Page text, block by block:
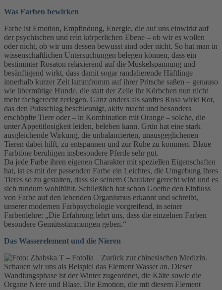
Was Farben bewirken
Farbe ist Emotion, Empfindung, Energie, die auf uns einwirkt auf
der psychischen und rein körperlichen Ebene – ob wir es wollen
oder nicht, ob wir uns dessen bewusst sind oder nicht. So hat man in
wissenschaftlichen Untersuchungen belegen können, dass ein
bestimmter Rosaton relaxierend auf die Muskelspannung und
besänftigend wirkt, dass damit sogar randalierende Häftlinge
innerhalb kurzer Zeit lammfromm auf ihrer Pritsche saßen – genauso
wie übermütige Hunde, die statt der Zelle ihr Körbchen nun nicht
mehr fachgerecht zerlegen. Ganz anders als sanftes Rosa wirkt Rot,
das den Pulsschlag beschleunigt, aktiv macht und besonders
erschöpfte Tiere oder – in Kombination mit Orange – solche, die
unter Appetitlosigkeit leiden, beleben kann. Grün hat eine stark
ausgleichende Wirkung, die unbalancierten, unausgeglichenen
Tieren dabei hilft, zu entspannen und zur Ruhe zu kommen. Blaue
Farbtöne beruhigen insbesondere Pferde sehr gut.
Da jede Farbe ihren eigenen Charakter mit speziellen Eigenschaften
hat, ist es mit der passenden Farbe ein Leichtes, die Umgebung Ihres
Tieres so zu gestalten, dass sie seinem Charakter gerecht wird und es
sich rundum wohlfühlt. Schließlich hat schon Goethe den Einfluss
von Farbe auf den lebenden Organismus erkannt und schreibt,
unserer modernen Farbpsychologie vorgreifend, in seiner
Farbenlehre: „Die Erfahrung lehrt uns, dass die einzelnen Farben
besondere Gemütsstimmungen geben.“
Das Wasserelement und die Nieren
Zurück zur chinesischen Medizin.
Schauen wir uns als Beispiel das Element Wasser an. Dieser
Wandlungsphase ist der Winter zugeordnet, die Kälte sowie die
Organe Niere und Blase. Die Emotion, die mit diesem Element